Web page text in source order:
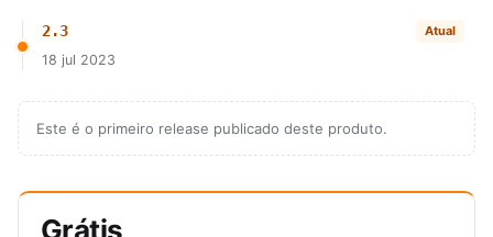
2.3 Atual
18 jul 2023
Este é o primeiro release publicado deste produto.